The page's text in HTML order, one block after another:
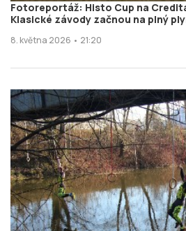
Fotoreportáž: Histo Cup na
Klasické závody začnou na plný
8. května 2026 • 21:20